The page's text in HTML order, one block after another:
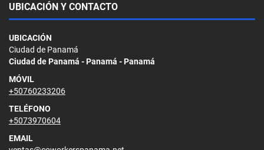
UBICACIÓN Y CONTACTO
UBICACIÓN
Ciudad de Panamá
Ciudad de Panamá - Panamá - Panamá
MÓVIL
+50760233206
TELÉFONO
+5073970604
EMAIL